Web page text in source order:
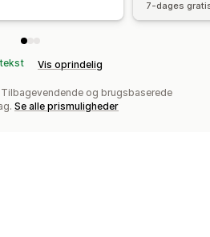
7-dages
Vis oprindelig
og brugsbaserede
Se alle prismuligheder